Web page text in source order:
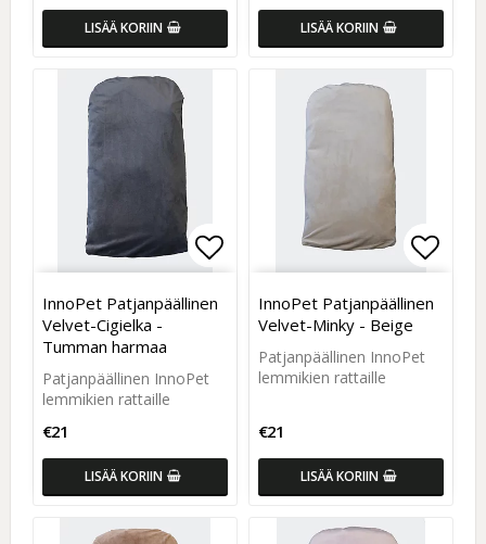
LISÄÄ KORIIN LISÄÄ KORIIN
Add to list of favorites
Add to list of favorites
InnoPet Patjanpäällinen
Velvet-Cigielka -
Tumman harmaa
Patjanpäällinen InnoPet
lemmikien rattaille
€21
LISÄÄ KORIIN
InnoPet Patjanpäällinen
Velvet-Minky - Beige
Patjanpäällinen InnoPet
lemmikien rattaille
€21
LISÄÄ KORIIN